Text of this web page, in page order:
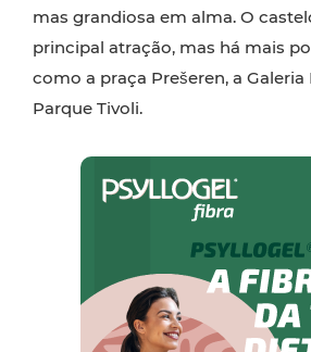
mas grandiosa em alma. O
principal atração, mas há mais
como a praça Prešeren, a Galeria
Parque Tivoli.